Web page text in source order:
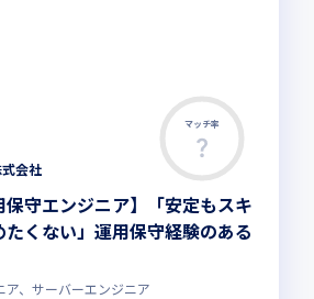
マッチ率
会社
保守エンジニア】「安定もスキ
くない」運用保守経験のある
ア、サーバーエンジニア